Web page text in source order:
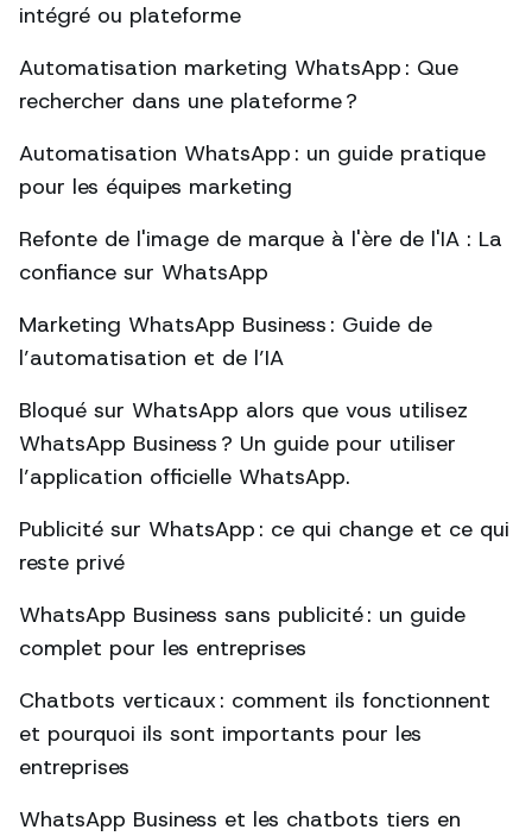
intégré ou plateforme
Automatisation marketing WhatsApp : Que
rechercher dans une plateforme ?
Automatisation WhatsApp : un guide pratique
pour les équipes marketing
Refonte de l'image de marque à l'ère de l'IA : La
confiance sur WhatsApp
Marketing WhatsApp Business : Guide de
l’automatisation et de l’IA
Bloqué sur WhatsApp alors que vous utilisez
WhatsApp Business ? Un guide pour utiliser
l’application officielle WhatsApp.
Publicité sur WhatsApp : ce qui change et ce qui
reste privé
WhatsApp Business sans publicité : un guide
complet pour les entreprises
Chatbots verticaux : comment ils fonctionnent
et pourquoi ils sont importants pour les
entreprises
WhatsApp Business et les chatbots tiers en